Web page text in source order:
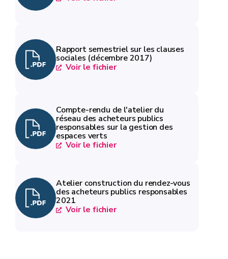
Rapport semestriel sur les clauses
sociales (décembre 2017)
Voir le fichier
Compte-rendu de l'atelier du
réseau des acheteurs publics
responsables sur la gestion des
espaces verts
Voir le fichier
Atelier construction du rendez-vous
des acheteurs publics responsables
2021
Voir le fichier